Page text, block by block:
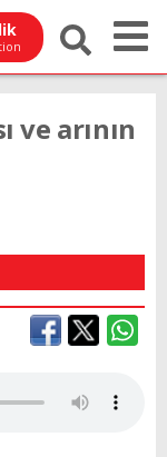
ve arının